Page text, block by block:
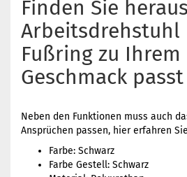
Finden Sie
Arbeitsdrehstuhl
Fußring zu Ihrem
Geschmack passt
Neben den Funktionen muss auch
Ansprüchen passen, hier erfahren
Farbe: Schwarz
Farbe Gestell: Schwarz